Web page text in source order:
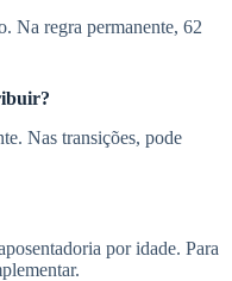
Na regra permanente, 62
Nas transições, pode
por idade. Para